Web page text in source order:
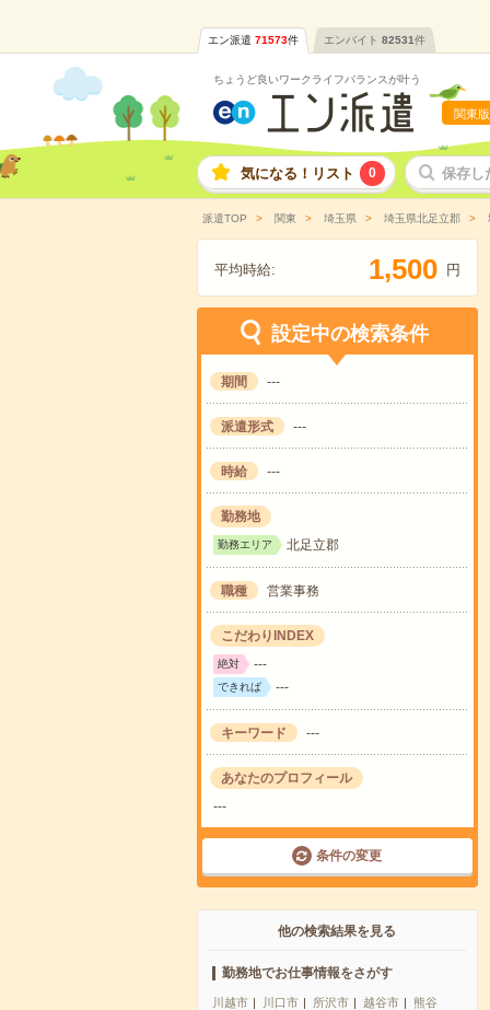
エン派遣 71573件 エンバイト 82531件
ちょうど良いワークライフバランスが叶う
関東版
気になる！リスト 0 保存し
派遣TOP 関東 埼玉県 埼玉県北足立郡
平均時給: 1,500 円
設定中の検索条件
期間 ---
派遣形式 ---
時給 ---
勤務地
勤務エリア 北足立郡
職種 営業事務
こだわりINDEX
絶対 ---
できれば ---
キーワード ---
あなたのプロフィール
---
条件の変更
他の検索結果を見る
勤務地でお仕事情報をさがす
川越市 川口市 所沢市 越谷市
熊谷